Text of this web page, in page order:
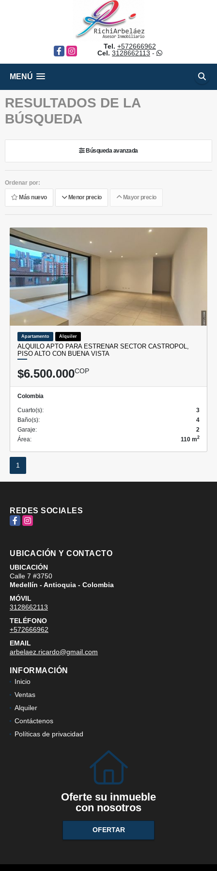
FacebookInstagram
Tel. +572666962
Cel. 3128662113 -
MENÚ
RESULTADOS DE LA
BÚSQUEDA
Búsqueda avanzada
Ordenar por:
Más nuevo Menor precio Mayor precio
Apartamento Alquiler
ALQUILO APTO PARA ESTRENAR SECTOR CASTROPOL,
PISO ALTO CON BUENA VISTA
$6.500.000COP
Colombia
Cuarto(s):
3
Baño(s):
4
Garaje:
2
Área:
110 m2
1
REDES SOCIALES
FacebookInstagram
UBICACIÓN Y CONTACTO
UBICACIÓN
Calle 7 #3750
Medellín - Antioquia - Colombia
MÓVIL
3128662113
TELÉFONO
+572666962
EMAIL
arbelaez.ricardo@gmail.com
INFORMACIÓN
Inicio
Ventas
Alquiler
Contáctenos
Políticas de privacidad
Oferte su inmueble
con nosotros
OFERTAR